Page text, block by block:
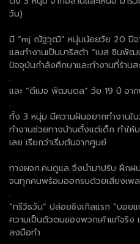
วัน)
.
มี “mj ณัฐวุฒิ” หนุ่มน้อยวัย 20 ปีจ
และทำงานเป็นบาริสต้า “เบส ชินพั
ปัจจุบันกำลังศึกษาและทำงานที่ร้าน
.
และ “ดีเมจ พัฒนดล” วัย 19 ปี จา
.
ทั้ง 3 หนุ่ม มีความฝันอยากทำงานใ
ทำงานช่วยทางบ้านตั้งแต่เด็ก ทำให้
เลย เรียกว่าเริ่มต้นจากศูนย์
.
ทางผจก.คนดูแล จึงนำมาปรับ ฝึกฝ
จนทุกคนพร้อมออกรบด้วยเสียงเพ
.
“ทรีวิธวัน” ปล่อยซิงเกิลแรก “บอ
ความเป็นตัวตนของพวกเค้าแท้จริง
ลงมือทำ